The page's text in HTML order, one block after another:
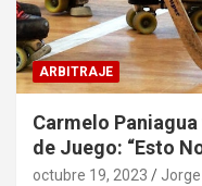
ARBITRAJE
Carmelo
de Juego: “Esto
octubre 19, 2023